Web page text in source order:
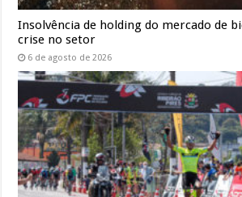
Insolvência de holding do mercado de
crise no setor
6 de agosto de 2026